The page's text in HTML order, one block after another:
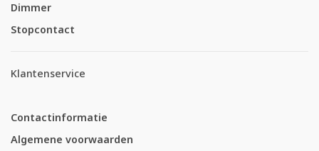
Dimmer
Stopcontact
Klantenservice
Contactinformatie
Algemene voorwaarden